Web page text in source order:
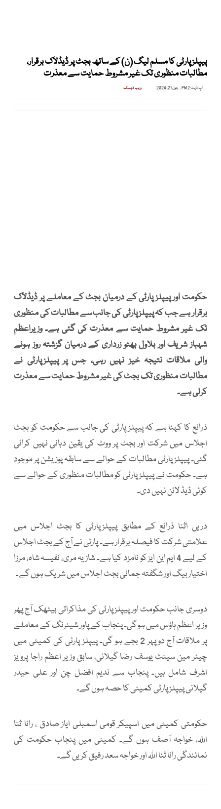
پیپلز پارٹی کا مسلم لیگ (ن) کے ساتھ بجٹ پر ڈیڈلاک برقرار،
مطالبات منظوری تک غیر مشروط حمایت سے معذرت
اپ ڈیٹ:2 PM , جون 21, 2024 ویب ڈیسک
حکومت اور پیپلز پارٹی کے درمیان بجٹ کے معاملے پر ڈیڈلاک
برقرار ہے جب کہ پیپلز پارٹی کی جانب سے مطالبات کی منظوری
تک غیر مشروط حمایت سے معذرت کی گئی ہے۔ وزیراعظم
شہباز شریف اور بلاول بھٹو زرداری کے درمیان گزشتہ روز ہونے
والی ملاقات نتیجہ خیز نہیں رہی، جس پر پیپلزپارٹی نے
مطالبات منظوری تک بجٹ کی غیر مشروط حمایت سے معذرت
کرلی ہے۔
ذرائع کا کہنا ہے کہ پیپلز پارٹی کی جانب سے حکومت کو بجٹ
اجلاس میں شرکت اور بجٹ پر ووٹ کی یقین دہانی نہیں کرائی
گئی۔ پیپلزپارٹی مطالبات کے حوالے سے سابقہ پوزیشن پر موجود
ہے۔ حکومت نے پیپلزپارٹی کو مطالبات منظوری کے حوالے سے
کوئی ڈیڈ لائن نہیں دی۔
دریں اثنا ذرائع کے مطابق پیپلزپارٹی کا بجٹ اجلاس میں
علامتی شرکت کا فیصلہ برقرار ہے۔ پارٹی نے آج کے بجٹ اجلاس
کے لیے 4 ایم این ایز کو نامزد کیا ہے۔ شازیہ مری، نفیسہ شاہ، مرزا
اختیار بیگ اور شگفتہ جمانی بجٹ اجلاس میں شریک ہوں گے۔
دوسری جانب حکومت اور پیپلز پارٹی کی مذاکراتی بیٹھک آج پھر
وزیر اعظم ہاؤس میں ہو گی۔ پنجاب کے پاور شیئرنگ کے معاملے
پر ملاقات آج دوپہر 2 بجے ہو گی۔ پیپلز پارٹی کی کمیٹی میں
چیئر مین سینٹ یوسف رضا گیلانی، سابق وزیر اعظم راجا پرویز
اشرف شامل ہیں۔ پنجاب سے ندیم افضل چن اور علی حیدر
گیلانی پیپلز پارٹی کمیٹی کا حصہ ہوں گے۔
حکومتی کمیٹی میں اسپیکر قومی اسمبلی ایاز صادق ، رانا ثنا
اللہ، خواجہ آصف ہوں گے۔ کمیٹی میں پنجاب حکومت کی
نمائندگی رانا ثنا اللہ اور خواجہ سعد رفیق کریں گے۔